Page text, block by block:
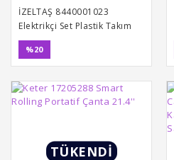
İZELTAŞ 8440001023
Elektrikçi Set Plastik Takım
Çantalı 23 Parça
%20
TÜKENDİ